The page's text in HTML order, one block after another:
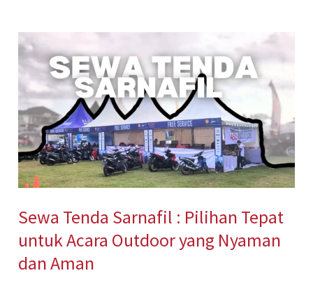
Sewa Tenda Sarnafil : Pilihan Tepat
untuk Acara Outdoor yang Nyaman
dan Aman
Sewa
Tenda
Sarnafil
:
Pilihan
Tepat
untuk
Outdoor
yang
Nyaman